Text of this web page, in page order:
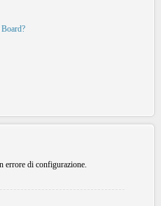
errore di configurazione.